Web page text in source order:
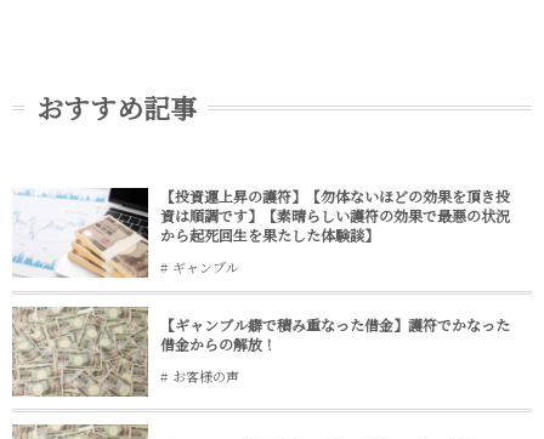
おすすめ記事
【投資運上昇の護符】【勿体ないほどの効果を頂き投
資は順調です】【素晴らしい護符の効果で最悪の状況
から起死回生を果たした体験談】
ギャンブル
【ギャンブル癖で積み重なった借金】護符でかなった
借金からの解放！
お客様の声